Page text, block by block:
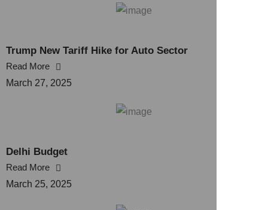
Trump New Tariff Hike for Auto Sector
Read More
March 27, 2025
Delhi Budget
Read More
March 25, 2025